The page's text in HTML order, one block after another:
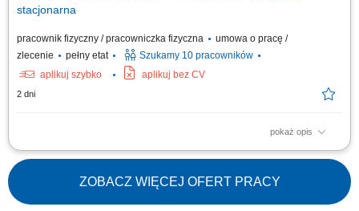
stacjonarna
pracownik fizyczny / pracowniczka fizyczna
umowa o pracę /
zlecenie
pełny etat
Szukamy 10 pracowników
aplikuj szybko
aplikuj bez CV
2 dni
pokaż opis
Opis stanowiska: Wykonywanie prac związanych z bieżącą produkcją;
Obsługa maszyn i urządzeń produkcyjnych; Kontrola jakości
wytwarzanych produktów; Montaż produktów; Dbanie o porządek i
bezpieczeństwo na stanowisku pracy; Współpraca z pozostałymi działami
firmy;
ZOBACZ WIĘCEJ OFERT PRACY